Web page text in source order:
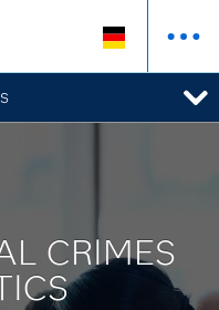
CRIMES